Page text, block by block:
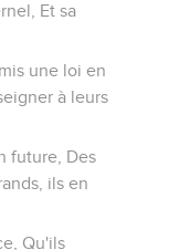
Et sa
une loi en
à leurs
future, Des
ils en
Qu'ils